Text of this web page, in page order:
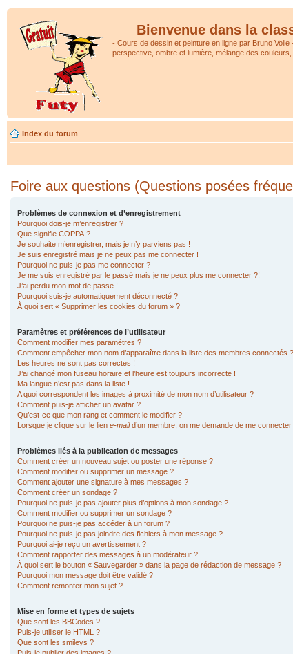
Bienvenue dans la
- Cours de dessin et peinture en ligne par Bruno
perspective, ombre et lumière, mélange des couleurs,
Index du forum
Foire aux questions (Questions posées
Problèmes de connexion et d’enregistrement
Pourquoi dois-je m’enregistrer ?
Que signifie COPPA ?
Je souhaite m’enregistrer, mais je n’y parviens pas !
Je suis enregistré mais je ne peux pas me connecter !
Pourquoi ne puis-je pas me connecter ?
Je me suis enregistré par le passé mais je ne peux plus me connecter ?!
J’ai perdu mon mot de passe !
Pourquoi suis-je automatiquement déconnecté ?
À quoi sert « Supprimer les cookies du forum » ?
Paramètres et préférences de l’utilisateur
Comment modifier mes paramètres ?
Comment empêcher mon nom d’apparaître dans la liste des membres connectés ?
Les heures ne sont pas correctes !
J’ai changé mon fuseau horaire et l’heure est toujours incorrecte !
Ma langue n’est pas dans la liste !
A quoi correspondent les images à proximité de mon nom d’utilisateur ?
Comment puis-je afficher un avatar ?
Qu’est-ce que mon rang et comment le modifier ?
Lorsque je clique sur le lien e-maild’un membre, on me demande de me connecter
Problèmes liés à la publication de messages
Comment créer un nouveau sujet ou poster une réponse ?
Comment modifier ou supprimer un message ?
Comment ajouter une signature à mes messages ?
Comment créer un sondage ?
Pourquoi ne puis-je pas ajouter plus d’options à mon sondage ?
Comment modifier ou supprimer un sondage ?
Pourquoi ne puis-je pas accéder à un forum ?
Pourquoi ne puis-je pas joindre des fichiers à mon message ?
Pourquoi ai-je reçu un avertissement ?
Comment rapporter des messages à un modérateur ?
À quoi sert le bouton « Sauvegarder » dans la page de rédaction de message ?
Pourquoi mon message doit être validé ?
Comment remonter mon sujet ?
Mise en forme et types de sujets
Que sont les BBCodes ?
Puis-je utiliser le HTML ?
Que sont les smileys ?